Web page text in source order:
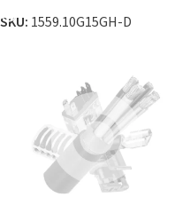
SKU: 1559.10G15GH-D